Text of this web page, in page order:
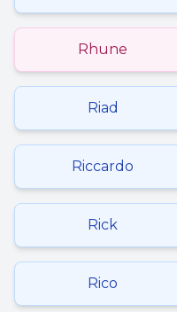
Rhune
Riad
Riccardo
Rick
Rico